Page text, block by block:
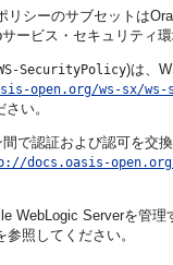
リシーのサブセットは
ービス・セキュリティ
SecurityPolicy)は、
open.org/ws-sx/
い。
で認証および認可を交
docs.oasis-
WebLogic Serverを管
参照してください。